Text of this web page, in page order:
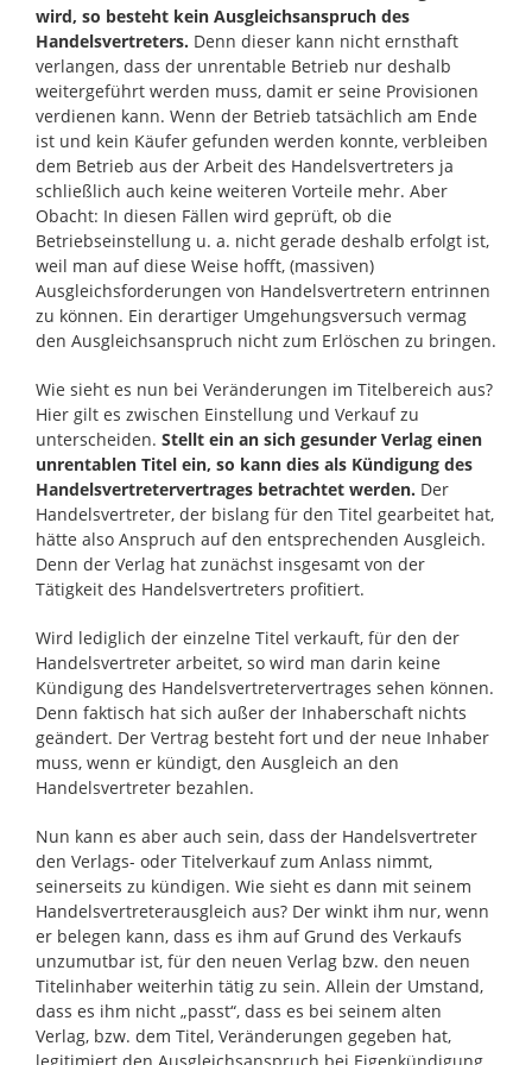
wird, so besteht kein Ausgleichsanspruch des
Handelsvertreters. Denn dieser kann nicht ernsthaft
verlangen, dass der unrentable Betrieb nur deshalb
weitergeführt werden muss, damit er seine Provisionen
verdienen kann. Wenn der Betrieb tatsächlich am Ende
ist und kein Käufer gefunden werden konnte, verbleiben
dem Betrieb aus der Arbeit des Handelsvertreters ja
schließlich auch keine weiteren Vorteile mehr. Aber
Obacht: In diesen Fällen wird geprüft, ob die
Betriebseinstellung u. a. nicht gerade deshalb erfolgt ist,
weil man auf diese Weise hofft, (massiven)
Ausgleichsforderungen von Handelsvertretern entrinnen
zu können. Ein derartiger Umgehungsversuch vermag
den Ausgleichsanspruch nicht zum Erlöschen zu bringen.
Wie sieht es nun bei Veränderungen im Titelbereich aus?
Hier gilt es zwischen Einstellung und Verkauf zu
unterscheiden. Stellt ein an sich gesunder Verlag einen
unrentablen Titel ein, so kann dies als Kündigung des
Handelsvertretervertrages betrachtet werden. Der
Handelsvertreter, der bislang für den Titel gearbeitet hat,
hätte also Anspruch auf den entsprechenden Ausgleich.
Denn der Verlag hat zunächst insgesamt von der
Tätigkeit des Handelsvertreters profitiert.
Wird lediglich der einzelne Titel verkauft, für den der
Handelsvertreter arbeitet, so wird man darin keine
Kündigung des Handelsvertretervertrages sehen können.
Denn faktisch hat sich außer der Inhaberschaft nichts
geändert. Der Vertrag besteht fort und der neue Inhaber
muss, wenn er kündigt, den Ausgleich an den
Handelsvertreter bezahlen.
Nun kann es aber auch sein, dass der Handelsvertreter
den Verlags- oder Titelverkauf zum Anlass nimmt,
seinerseits zu kündigen. Wie sieht es dann mit seinem
Handelsvertreterausgleich aus? Der winkt ihm nur, wenn
er belegen kann, dass es ihm auf Grund des Verkaufs
unzumutbar ist, für den neuen Verlag bzw. den neuen
Titelinhaber weiterhin tätig zu sein. Allein der Umstand,
dass es ihm nicht „passt“, dass es bei seinem alten
Verlag, bzw. dem Titel, Veränderungen gegeben hat,